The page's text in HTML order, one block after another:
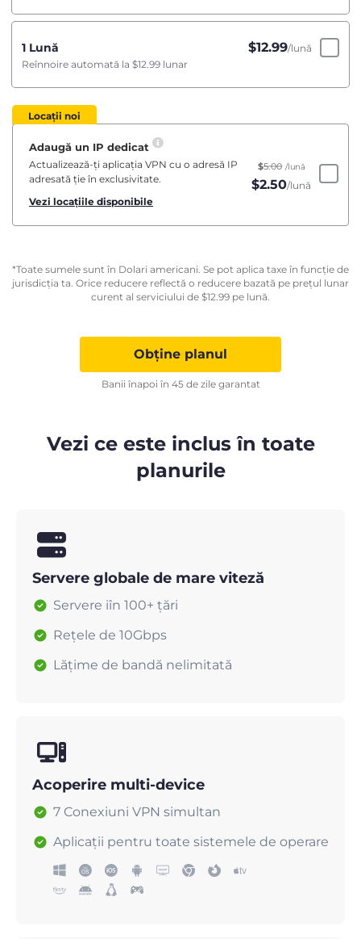
1 Lună $12.99/lună
Reînnoire automată la $12.99 lunar
Locații noi
Adaugă un IP dedicat
Actualizează-ți aplicația VPN cu o adresă IP
adresată ție în exclusivitate.
Vezi locațiile disponibile
$5.00 /lună
$2.50/lună
*Toate sumele sunt în Dolari americani. Se pot aplica taxe în funcție de
jurisdicția ta. Orice reducere reflectă o reducere bazată pe prețul lunar
curent al serviciului de $12.99 pe lună.
Obține planul
Banii înapoi în 45 de zile garantat
Vezi ce este inclus în toate
planurile
Servere globale de mare viteză
Servere iîn 100+ țări
Rețele de 10Gbps
Lățime de bandă nelimitată
Acoperire multi-device
7 Conexiuni VPN simultan
Aplicații pentru toate sistemele de operare